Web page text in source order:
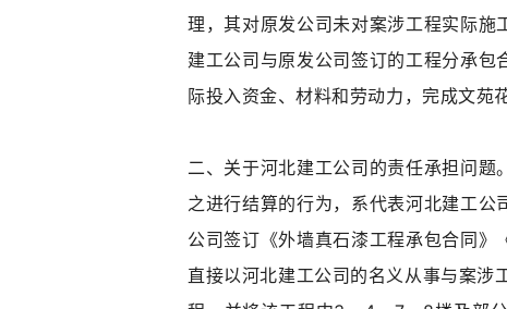
理，其对原发公司未对案涉工程实际
建工公司与原发公司签订的工程分承
际投入资金、材料和劳动力，完成文苑
二、关于河北建工公司的责任承担问
之进行结算的行为，系代表河北建工
公司签订《外墙真石漆工程承包合同
直接以河北建工公司的名义从事与案涉